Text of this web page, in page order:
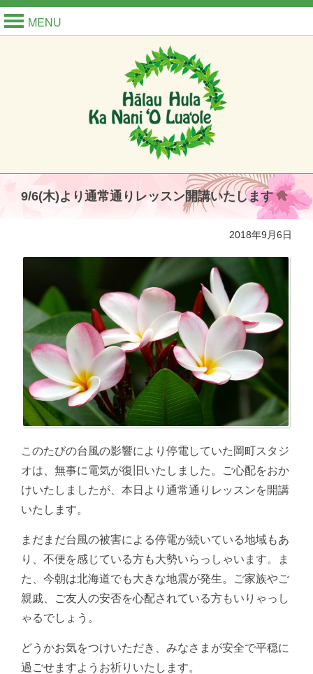
MENU
9/6(木)より通常通りレッスン開講いたします
2018年9月6日
このたびの台風の影響により停電していた岡町スタジ
オは、無事に電気が復旧いたしました。ご心配をおか
けいたしましたが、本日より通常通りレッスンを開講
いたします。
まだまだ台風の被害による停電が続いている地域もあ
り、不便を感じている方も大勢いらっしゃいます。ま
た、今朝は北海道でも大きな地震が発生。ご家族やご
親戚、ご友人の安否を心配されている方もいりゃっし
ゃるでしょう。
どうかお気をつけいただき、みなさまが安全で平穏に
過ごせますようお祈りいたします。